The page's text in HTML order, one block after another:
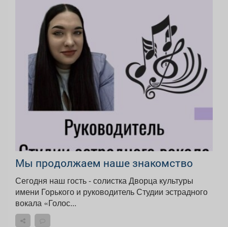
Мы продолжаем наше знакомство
Сегодня наш гость - солистка Дворца культуры
имени Горького и руководитель Студии эстрадного
вокала «Голос...